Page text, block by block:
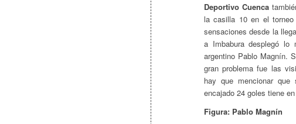
Deportivo Cuenca
la casilla 10 en el
sensaciones desde la
a Imbabura desplegó lo
argentino Pablo Magnín.
gran problema fue las
hay que mencionar
encajado 24 goles tiene
Figura: Pablo Magnín